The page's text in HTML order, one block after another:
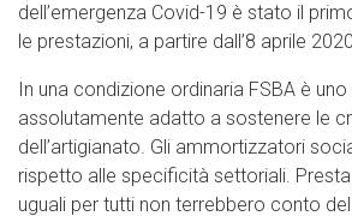
dell’emergenza Covid-19 è stato il
le prestazioni, a partire dall’8 aprile
In una condizione ordinaria FSBA è
assolutamente adatto a sostenere le
dell’artigianato. Gli ammortizzatori
rispetto alle specificità settoriali.
uguali per tutti non terrebbero conto